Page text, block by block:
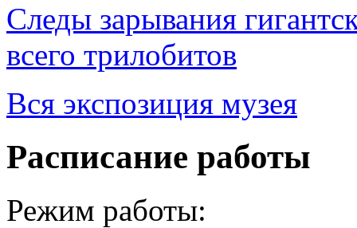
Следы зарывания
всего трилобитов
Вся экспозиция музея
Расписание работы
Режим работы: